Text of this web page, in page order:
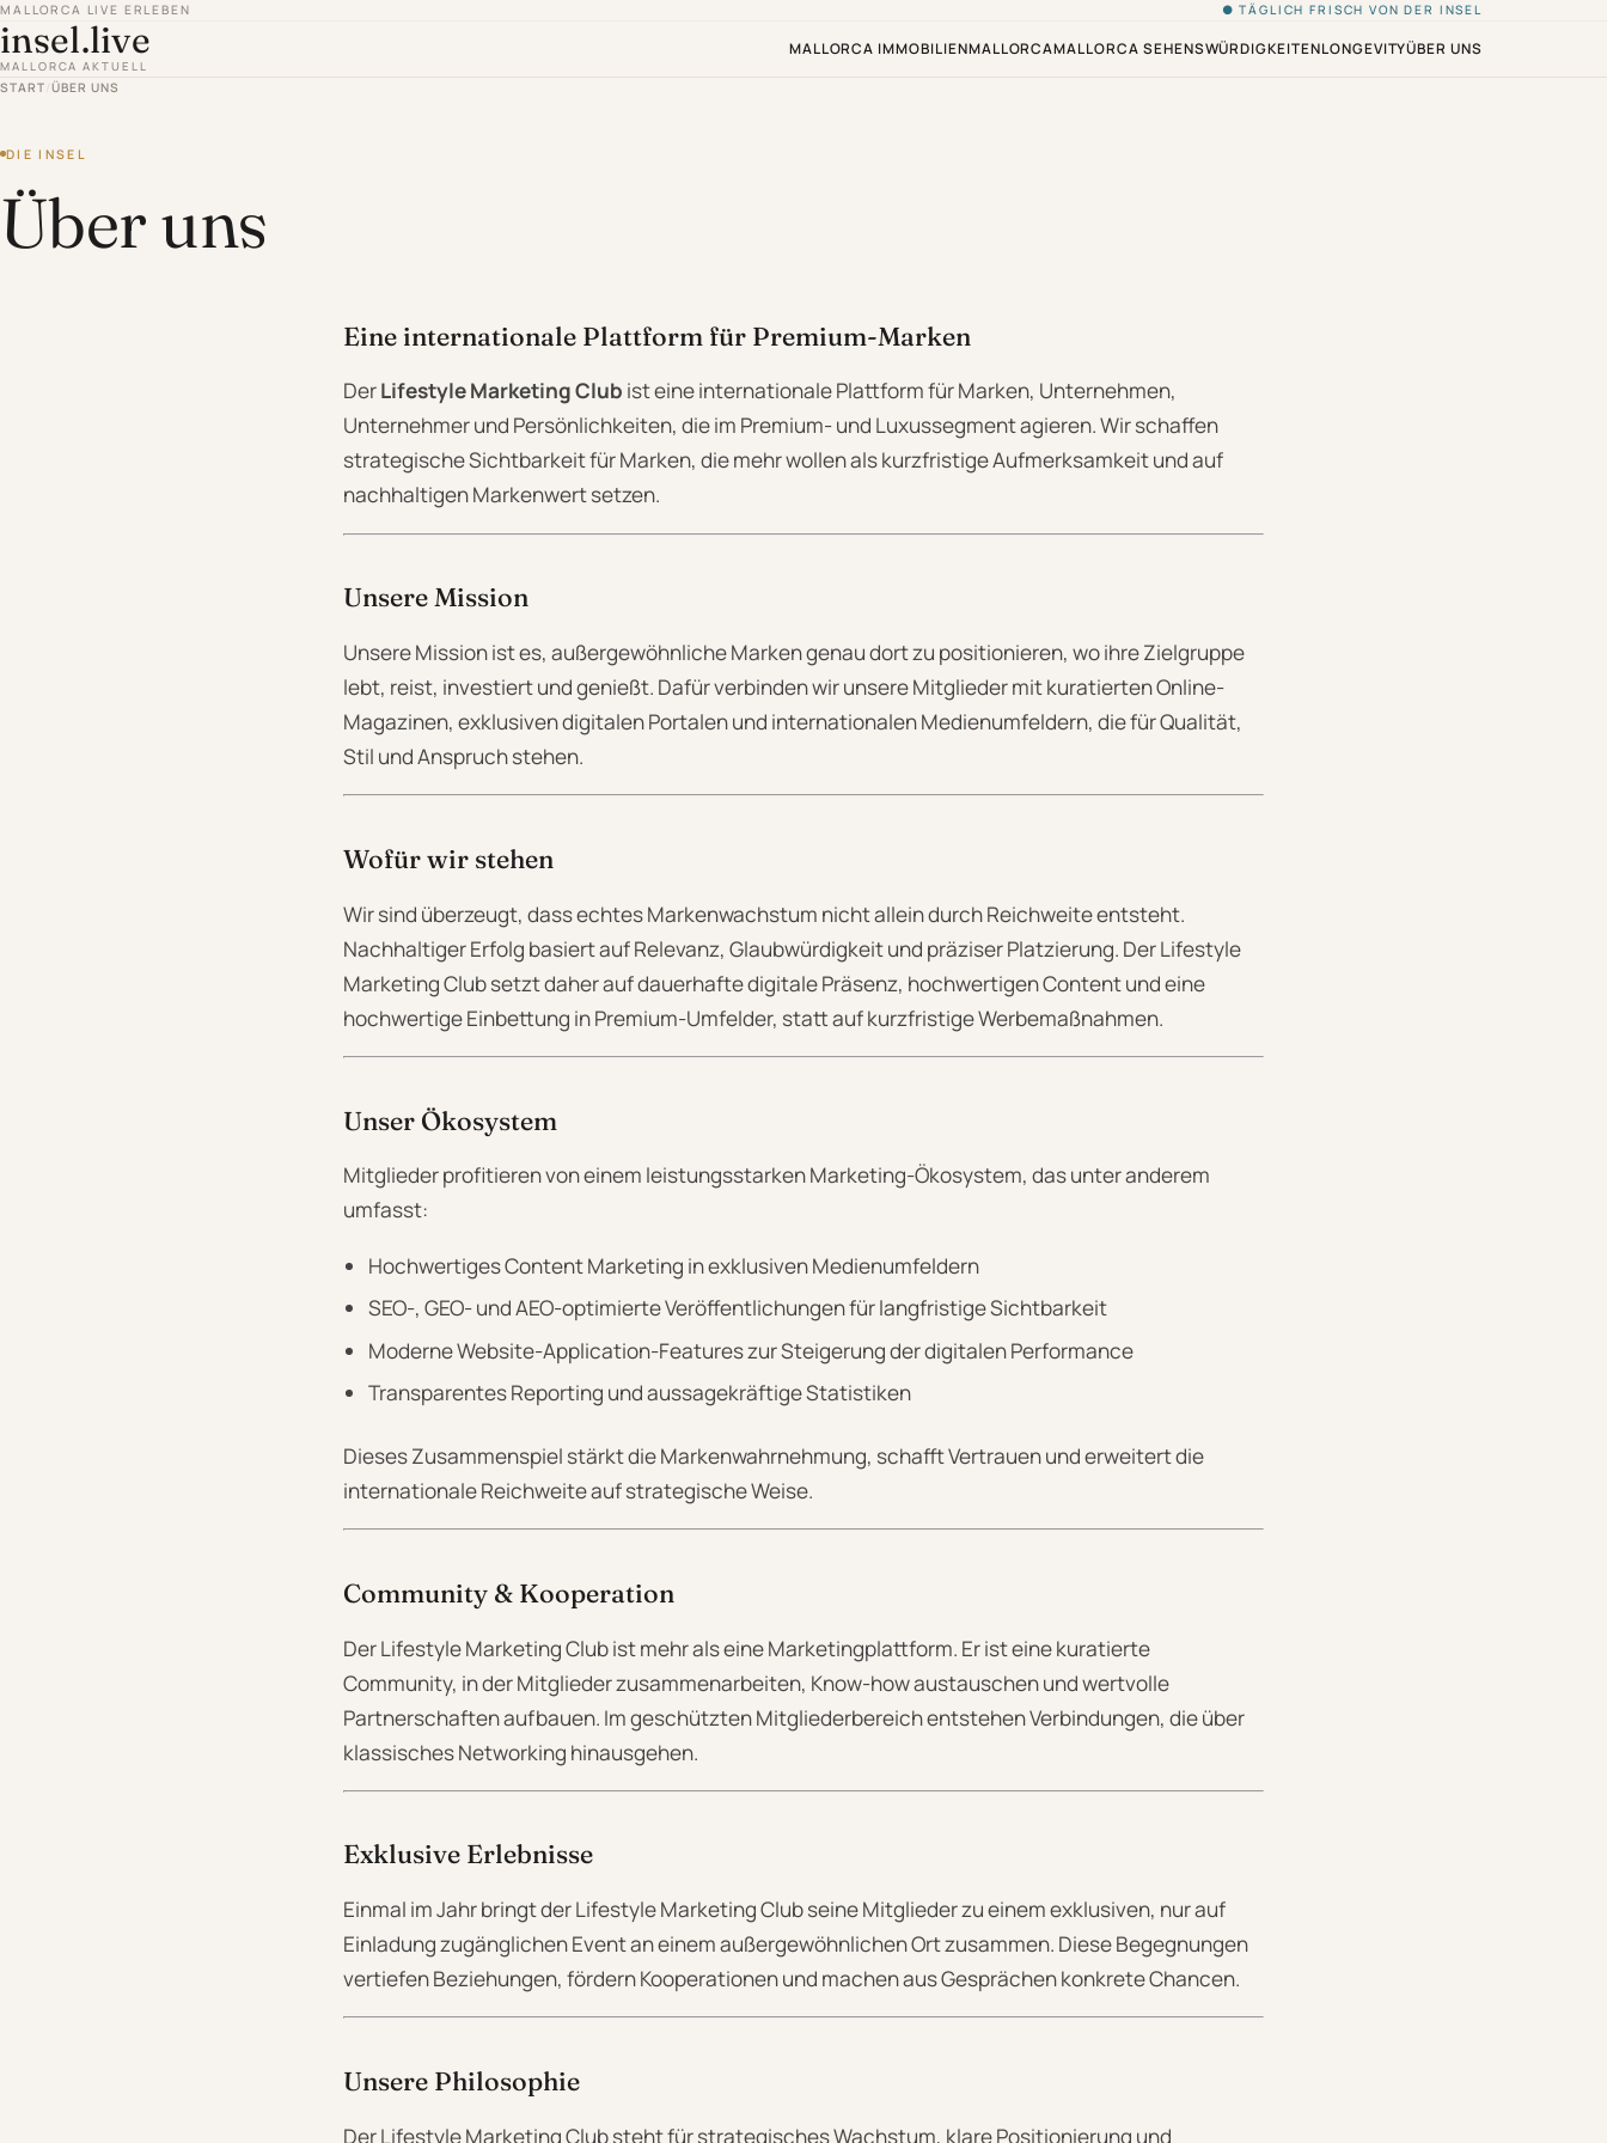
MALLORCA LIVE ERLEBEN ● TÄGLICH FRISCH VON DER INSEL
insel.live
MALLORCA AKTUELL
MALLORCA IMMOBILIENMALLORCAMALLORCA SEHENSWÜRDIGKEITENLONGEVITYÜBER UNS
START /ÜBER UNS
DIE INSEL
Über uns
Eine internationale Plattform für Premium-Marken
DerLifestyle Marketing Club ist eine internationale Plattform für Marken, Unternehmen,
Unternehmer und Persönlichkeiten, die im Premium- und Luxussegment agieren. Wir schaffen
strategische Sichtbarkeit für Marken, die mehr wollen als kurzfristige Aufmerksamkeit und auf
nachhaltigen Markenwert setzen.
Unsere Mission
Unsere Mission ist es, außergewöhnliche Marken genau dort zu positionieren, wo ihre Zielgruppe
lebt, reist, investiert und genießt. Dafür verbinden wir unsere Mitglieder mit kuratierten Online-
Magazinen, exklusiven digitalen Portalen und internationalen Medienumfeldern, die für Qualität,
Stil und Anspruch stehen.
Wofür wir stehen
Wir sind überzeugt, dass echtes Markenwachstum nicht allein durch Reichweite entsteht.
Nachhaltiger Erfolg basiert auf Relevanz, Glaubwürdigkeit und präziser Platzierung. Der Lifestyle
Marketing Club setzt daher auf dauerhafte digitale Präsenz, hochwertigen Content und eine
hochwertige Einbettung in Premium-Umfelder, statt auf kurzfristige Werbemaßnahmen.
Unser Ökosystem
Mitglieder profitieren von einem leistungsstarken Marketing-Ökosystem, das unter anderem
umfasst:
Hochwertiges Content Marketing in exklusiven Medienumfeldern
SEO-, GEO- und AEO-optimierte Veröffentlichungen für langfristige Sichtbarkeit
Moderne Website-Application-Features zur Steigerung der digitalen Performance
Transparentes Reporting und aussagekräftige Statistiken
Dieses Zusammenspiel stärkt die Markenwahrnehmung, schafft Vertrauen und erweitert die
internationale Reichweite auf strategische Weise.
Community & Kooperation
Der Lifestyle Marketing Club ist mehr als eine Marketingplattform. Er ist eine kuratierte
Community, in der Mitglieder zusammenarbeiten, Know-how austauschen und wertvolle
Partnerschaften aufbauen. Im geschützten Mitgliederbereich entstehen Verbindungen, die über
klassisches Networking hinausgehen.
Exklusive Erlebnisse
Einmal im Jahr bringt der Lifestyle Marketing Club seine Mitglieder zu einem exklusiven, nur auf
Einladung zugänglichen Event an einem außergewöhnlichen Ort zusammen. Diese Begegnungen
vertiefen Beziehungen, fördern Kooperationen und machen aus Gesprächen konkrete Chancen.
Unsere Philosophie
Der Lifestyle Marketing Club steht für strategisches Wachstum, klare Positionierung und